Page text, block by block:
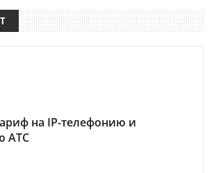
на IP-телефонию и
АТС